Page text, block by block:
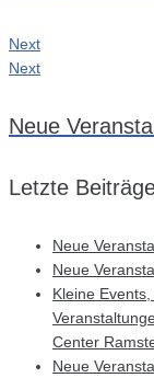
Next
Next
Neue
Letzte
Neue
Neue
Kleine
Center
Neue